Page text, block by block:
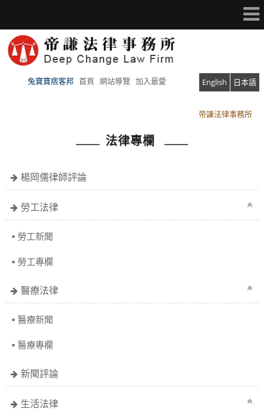
兔寶寶痞客邦 首頁 網站導覽 加入最愛 English 日本語
帝謙法律事務所
法律專欄
楊岡儒律師評論
勞工法律
勞工新聞
勞工專欄
醫療法律
醫療新聞
醫療專欄
新聞評論
生活法律